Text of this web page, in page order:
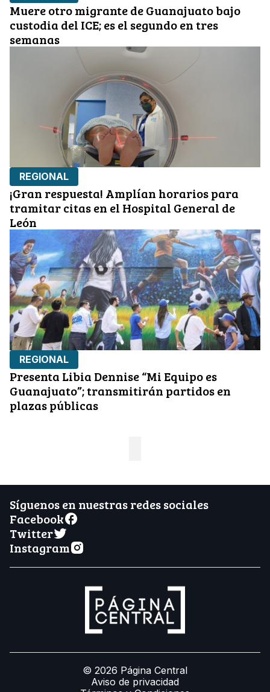
Muere otro migrante de Guanajuato bajo
custodia del ICE; es el segundo en tres
semanas
REGIONAL
¡Gran respuesta! Amplían horarios para
tramitar citas en el Hospital General de
León
REGIONAL
Presenta Libia Dennise “Mi Equipo es
Guanajuato”; transmitirán partidos en
plazas públicas
Síguenos en nuestras redes sociales
Facebook
Twitter
Instagram
© 2026 Página Central
Aviso de privacidad